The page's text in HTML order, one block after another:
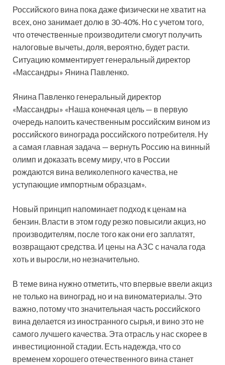
Российского вина пока даже физически не хватит на
всех, оно занимает долю в 30-40%. Но с учетом того,
что отечественные производители смогут получить
налоговые вычеты, доля, вероятно, будет расти.
Ситуацию комментирует генеральный директор
«Массандры» Янина Павленко.
Янина Павленко генеральный директор
«Массандры» «Наша конечная цель — в первую
очередь напоить качественным российским вином из
российского винограда российского потребителя. Ну
а самая главная задача — вернуть Россию на винный
олимп и доказать всему миру, что в России
рождаются вина великолепного качества, не
уступающие импортным образцам».
Новый принцип напоминает подход к ценам на
бензин. Власти в этом году резко повысили акциз, но
производителям, после того как они его заплатят,
возвращают средства. И цены на АЗС с начала года
хоть и выросли, но незначительно.
В теме вина нужно отметить, что впервые ввели акциз
не только на виноград, но и на виноматериалы. Это
важно, потому что значительная часть российского
вина делается из иностранного сырья, и вино это не
самого лучшего качества. Эта отрасль у нас скорее в
инвестиционной стадии. Есть надежда, что со
временем хорошего отечественного вина станет